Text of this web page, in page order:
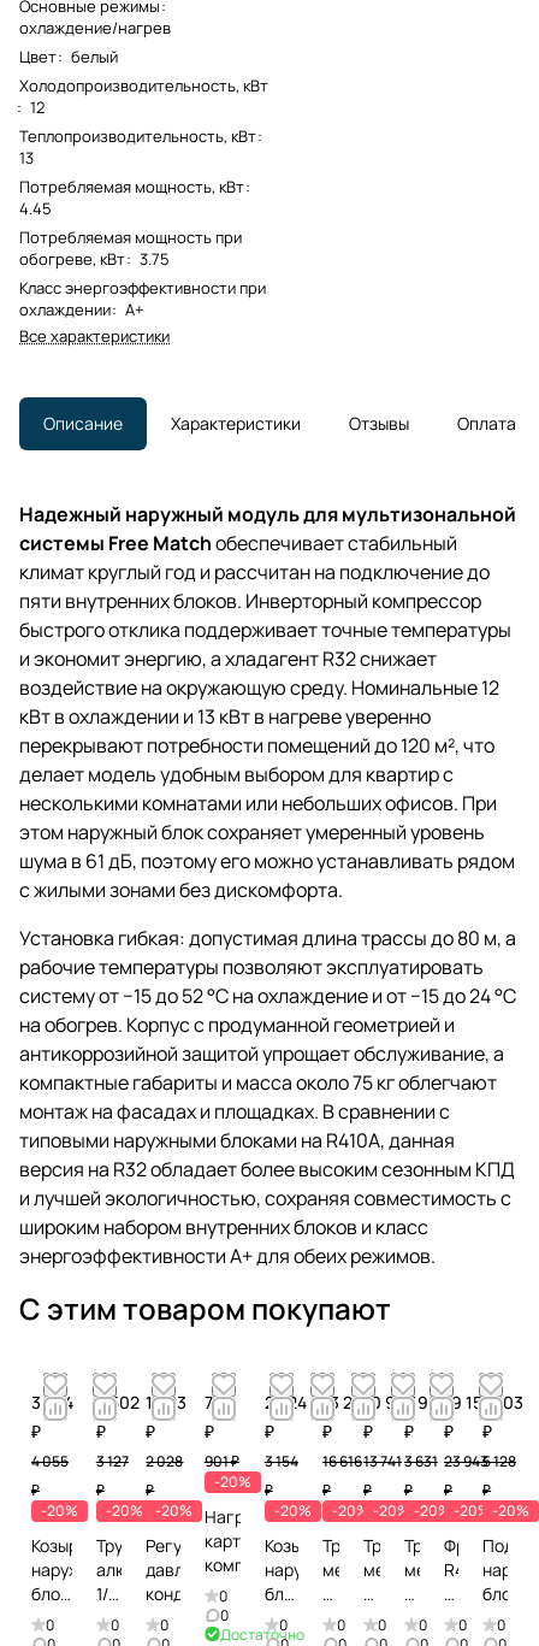
Основные режимы:
охлаждение/нагрев
Цвет: белый
Холодопроизводительность, кВт
: 12
Теплопроизводительность, кВт:
13
Потребляемая мощность, кВт:
4.45
Потребляемая мощность при
обогреве, кВт: 3.75
Класс энергоэффективности при
охлаждении: A+
Все характеристики
Описание Характеристики Отзывы Оплата
Надежный наружный модуль для мультизональной
системы Free Matchобеспечивает стабильный
климат круглый год и рассчитан на подключение до
пяти внутренних блоков. Инверторный компрессор
быстрого отклика поддерживает точные температуры
и экономит энергию, а хладагент R32 снижает
воздействие на окружающую среду. Номинальные 12
кВт в охлаждении и 13 кВт в нагреве уверенно
перекрывают потребности помещений до 120 м², что
делает модель удобным выбором для квартир с
несколькими комнатами или небольших офисов. При
этом наружный блок сохраняет умеренный уровень
шума в 61 дБ, поэтому его можно устанавливать рядом
с жилыми зонами без дискомфорта.
Установка гибкая: допустимая длина трассы до 80 м, а
рабочие температуры позволяют эксплуатировать
систему от −15 до 52 °C на охлаждение и от −15 до 24 °C
на обогрев. Корпус с продуманной геометрией и
антикоррозийной защитой упрощает обслуживание, а
компактные габариты и масса около 75 кг облегчают
монтаж на фасадах и площадках. В сравнении с
типовыми наружными блоками на R410A, данная
версия на R32 обладает более высоким сезонным КПД
и лучшей экологичностью, сохраняя совместимость с
широким набором внутренних блоков и класс
энергоэффективности A+ для обеих режимов.
С этим товаром покупают
3 244
₽
4 055
₽
-20%
Козырек
наружного
блока
свыше
0
2 502
₽
3 127
₽
-20%
Труба
алюминиевая
1/2
(15м)
0
1 623
₽
2 028
₽
-20%
Регулятор
давления
конденсации
0
721
₽
901 ₽
-20%
Нагреватель
картера
компрессора
0
0
Достаточно
2 524
₽
3 154
₽
-20%
Козырек
наружного
блока
до 4
0
13 293
₽
16 616
₽
-20%
Труба
медная
3/4
(15м)
0
10 993
₽
13 741
₽
-20%
Труба
медная
5/8
(15м)
0
2 905
₽
3 631
₽
-20%
Труба
медная
1/4
(15м)
0
19 155
₽
23 943
₽
-20%
Фреон
R410А,
11,3
кг0
4 103
₽
5 128
₽
-20%
блока
0